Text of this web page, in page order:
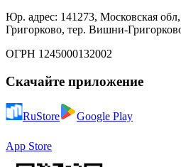
Юр. адрес: 141273, Московская
Григорково, тер. Вишни-
ОГРН 1245000132002
Скачайте приложение
RuStore Google Play
App Store